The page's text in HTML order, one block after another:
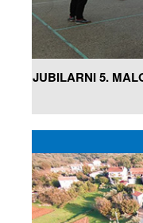
JUBILARNI 5.